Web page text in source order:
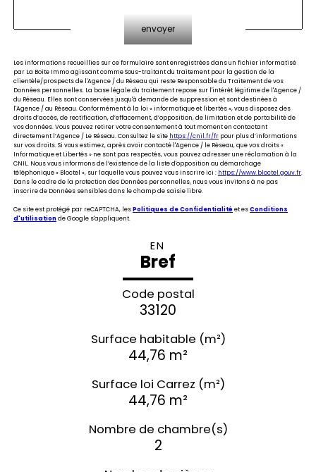
envoyer
Les informations recueillies sur ce formulaire sont enregistrées dans un fichier informatisé
par La Boite Immo agissant comme Sous-traitant du traitement pour la gestion de la
clientèle/prospects de l'Agence / du Réseau qui reste Responsable du Traitement de vos
Données personnelles. La base légale du traitement repose sur l'intérêt légitime de l'Agence /
du Réseau. Elles sont conservées jusqu'à demande de suppression et sont destinées à
l'Agence / au Réseau. Conformément à la loi « informatique et libertés », vous disposez des
droits d’accès, de rectification, d’effacement, d’opposition, de limitation et de portabilité de
vos données. Vous pouvez retirer votre consentement à tout moment en contactant
directement l’Agence / Le Réseau. Consultez le site https://cnil.fr/fr pour plus d’informations
sur vos droits. Si vous estimez, après avoir contacté l'Agence / le Réseau, que vos droits «
Informatique et Libertés » ne sont pas respectés, vous pouvez adresser une réclamation à la
CNIL. Nous vous informons de l’existence de la liste d'opposition au démarchage
téléphonique « Bloctel », sur laquelle vous pouvez vous inscrire ici : https://www.bloctel.gouv.fr.
Dans le cadre de la protection des Données personnelles, nous vous invitons à ne pas
inscrire de Données sensibles dans le champ de saisie libre.
Ce site est protégé par reCAPTCHA, lesPolitiques de Confidentialitéet esConditions
d'utilisationde Google s'appliquent.
EN
Bref
Code postal
33120
Surface habitable (m²)
44,76 m²
Surface loi Carrez (m²)
44,76 m²
Nombre de chambre(s)
2